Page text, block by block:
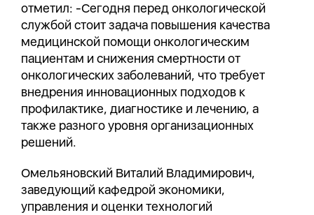
отметил: -Сегодня перед онкологической
службой стоит задача повышения качества
медицинской помощи онкологическим
пациентам и снижения смертности от
онкологических заболеваний, что требует
внедрения инновационных подходов к
профилактике, диагностике и лечению, а
также разного уровня организационных
решений.
Омельяновский Виталий Владимирович,
заведующий кафедрой экономики,
управления и оценки технологий